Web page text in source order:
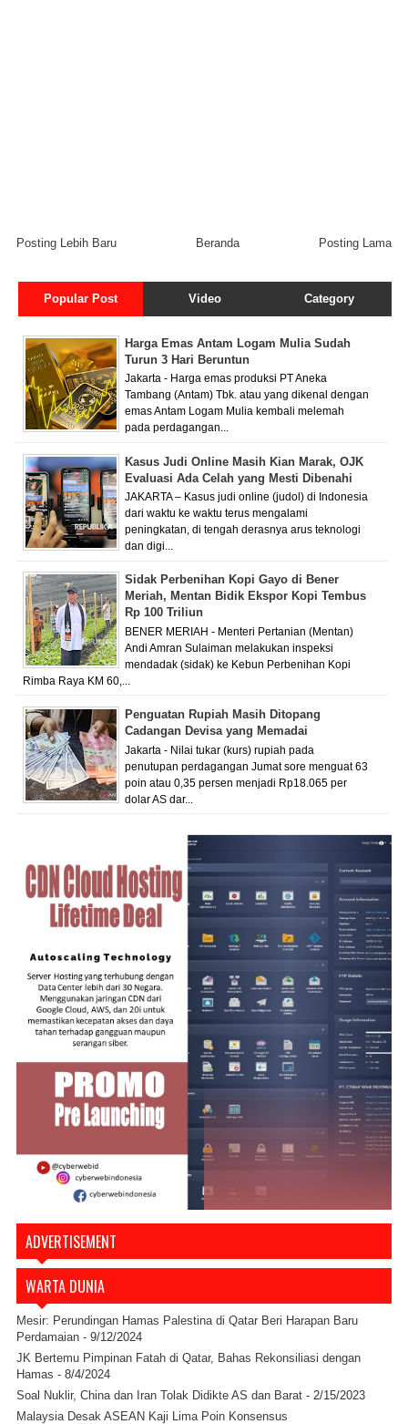
Posting Lebih Baru Posting Lama
Beranda
Popular Post Video Category
Harga Emas Antam Logam Mulia Sudah
Turun 3 Hari Beruntun
Jakarta - Harga emas produksi PT Aneka
Tambang (Antam) Tbk. atau yang dikenal dengan
emas Antam Logam Mulia kembali melemah
pada perdagangan...
Kasus Judi Online Masih Kian Marak, OJK
Evaluasi Ada Celah yang Mesti Dibenahi
JAKARTA – Kasus judi online (judol) di Indonesia
dari waktu ke waktu terus mengalami
peningkatan, di tengah derasnya arus teknologi
dan digi...
Sidak Perbenihan Kopi Gayo di Bener
Meriah, Mentan Bidik Ekspor Kopi Tembus
Rp 100 Triliun
BENER MERIAH - Menteri Pertanian (Mentan)
Andi Amran Sulaiman melakukan inspeksi
mendadak (sidak) ke Kebun Perbenihan Kopi
Rimba Raya KM 60,...
Penguatan Rupiah Masih Ditopang
Cadangan Devisa yang Memadai
Jakarta - Nilai tukar (kurs) rupiah pada
penutupan perdagangan Jumat sore menguat 63
poin atau 0,35 persen menjadi Rp18.065 per
dolar AS dar...
ADVERTISEMENT
WARTA DUNIA
Mesir: Perundingan Hamas Palestina di Qatar Beri Harapan Baru
Perdamaian - 9/12/2024
JK Bertemu Pimpinan Fatah di Qatar, Bahas Rekonsiliasi dengan
Hamas - 8/4/2024
Soal Nuklir, China dan Iran Tolak Didikte AS dan Barat - 2/15/2023
Malaysia Desak ASEAN Kaji Lima Poin Konsensus